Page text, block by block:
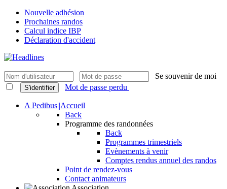
Nouvelle adhésion
Prochaines randos
Calcul indice IBP
Déclaration d'accident
Se souvenir de moi
S'identifier Mot de passe perdu
A Pedibus||Accueil
Back
Programme des randonnées
Back
Programmes trimestriels
Evènements à venir
Comptes rendus annuel des randos
Point de rendez-vous
Contact animateurs